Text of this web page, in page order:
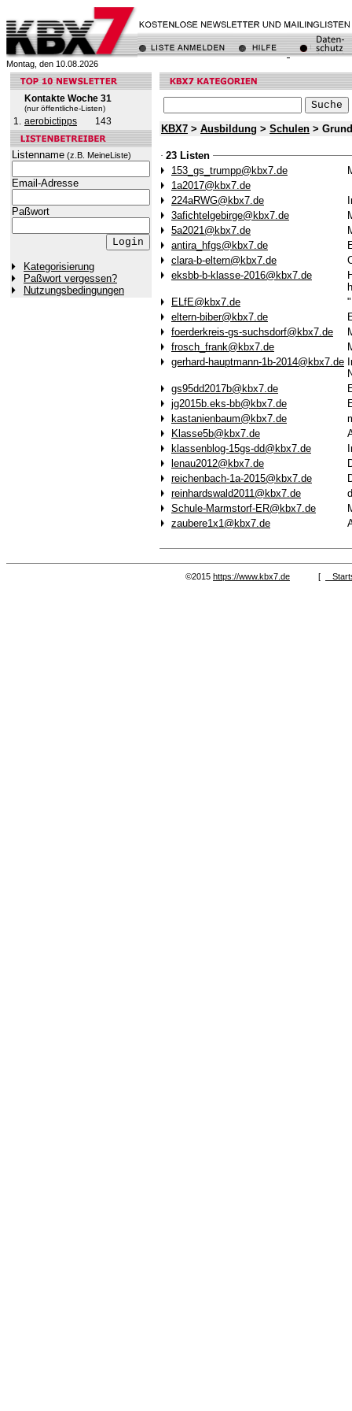
Montag, den 10.08.2026
Kontakte Woche 31
(nur öffentliche-Listen)
1. aerobictipps 143
Listenname (z.B. MeineListe)
Email-Adresse
Paßwort
Kategorisierung
Paßwort vergessen?
Nutzungsbedingungen
KBX7 > Ausbildung > Schulen >
23 Listen
153_gs_trumpp@kbx7.de
1a2017@kbx7.de
224aRWG@kbx7.de
3afichtelgebirge@kbx7.de
5a2021@kbx7.de
antira_hfgs@kbx7.de
clara-b-eltern@kbx7.de
eksbb-b-klasse-2016@kbx7.de
ELfE@kbx7.de
eltern-biber@kbx7.de
foerderkreis-gs-suchsdorf@kbx7.de
frosch_frank@kbx7.de
gerhard-hauptmann-1b-2014@kbx7.de
gs95dd2017b@kbx7.de
jg2015b.eks-bb@kbx7.de
kastanienbaum@kbx7.de
Klasse5b@kbx7.de
klassenblog-15gs-dd@kbx7.de
lenau2012@kbx7.de
reichenbach-1a-2015@kbx7.de
reinhardswald2011@kbx7.de
Schule-Marmstorf-ER@kbx7.de
zaubere1x1@kbx7.de
©2015 https://www.kbx7.de [